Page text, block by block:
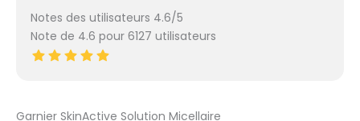
hypoallergénique sans
parfum associe des
micelles, agents
hydratant et apaisant.
Notes des utilisateurs 4.6/5
Note de 4.6 pour 6127 utilisateurs
Garnier SkinActive Solution Micellaire